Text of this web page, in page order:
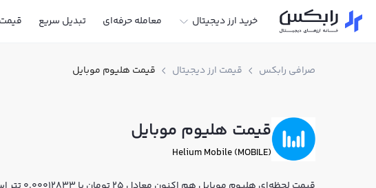
خرید ارز دیجیتال معامله حرفه‌ای تبدیل سریع قیمت
صرافی رابکس قیمت ارز دیجیتال قیمت هلیوم موبایل
قیمت هلیوم موبایل
Helium Mobile (MOBILE)